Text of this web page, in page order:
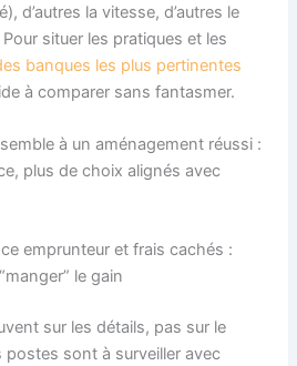
d’autres la vitesse, d’autres le
situer les pratiques et les
banques les plus pertinentes
à comparer sans fantasmer.
à un aménagement réussi :
plus de choix alignés avec
emprunteur et frais cachés :
le gain
sur les détails, pas sur le
postes sont à surveiller avec